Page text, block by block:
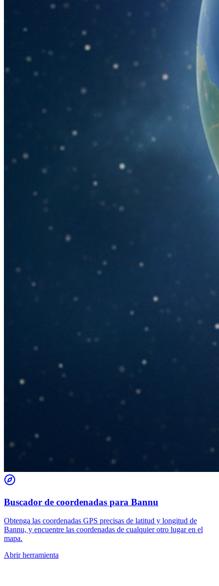
Buscador de coordenadas para Bannu
Obtenga las coordenadas GPS precisas de latitud y longitud de
Bannu, y encuentre las coordenadas de cualquier otro lugar en el
mapa.
Abrir herramienta